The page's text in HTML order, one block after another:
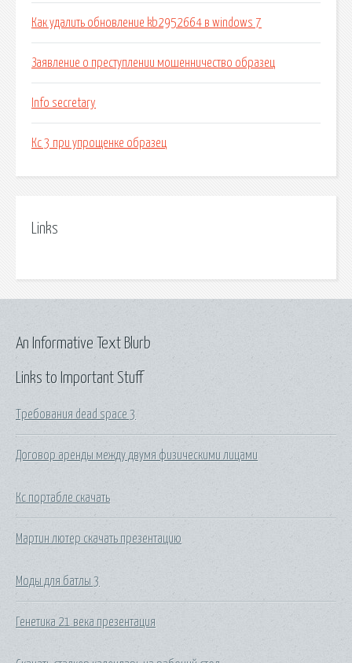
Как удалить обновление kb2952664 в windows 7
Заявление о преступлении мошенничество образец
Info secretary
Кс 3 при упрощенке образец
Links
Links to Important Stuff
Требования dead space 3
Договор аренды между двумя физическими лицами
Кс портабле скачать
Мартин лютер скачать презентацию
Моды для батлы 3
Генетика 21 века презентация
An Informative Text Blurb